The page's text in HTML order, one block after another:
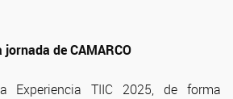
jornada de CAMARCO
TIIC 2025, de forma